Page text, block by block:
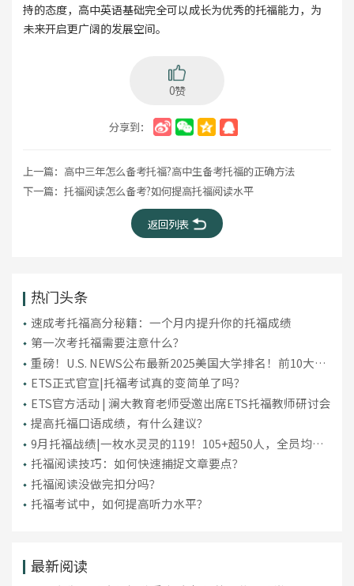
持的态度，高中英语基础完全可以成长为优秀的托福能力，为
未来开启更广阔的发展空间。
0赞
分享到：
上一篇： 高中三年怎么备考托福?高中生备考托福的正确方法
下一篇： 托福阅读怎么备考?如何提高托福阅读水平
返回列表
热门头条
​速成考托福高分秘籍：一个月内提升你的托福成绩
第一次考托福需要注意什么？
重磅！U.S. NEWS公布最新2025美国大学排名！前10大洗
牌，纽大重回TOP30！
ETS正式官宣|托福考试真的变简单了吗？
ETS官方活动 | 澜大教育老师受邀出席ETS托福教师研讨会
提高托福口语成绩，有什么建议？
9月托福战绩|一枚水灵灵的119！105+超50人，全员均分
破百！
托福阅读技巧：如何快速捕捉文章要点？
托福阅读没做完扣分吗？
托福考试中，如何提高听力水平？
最新阅读